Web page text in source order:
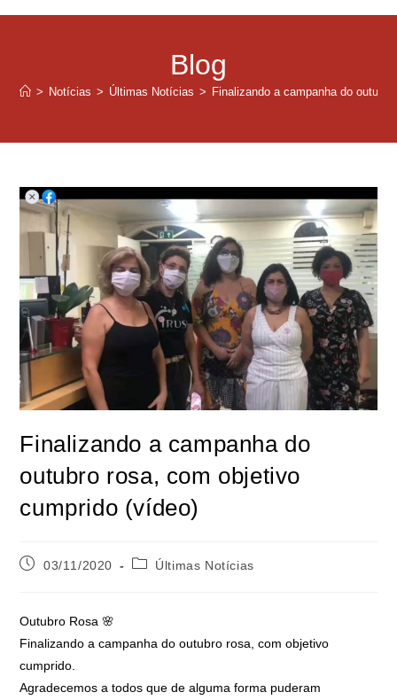
Blog
> Notícias > Últimas Notícias > Finalizando a campanha do
Finalizando a campanha do
outubro rosa, com objetivo
cumprido (vídeo)
03/11/2020 Últimas Notícias
Outubro Rosa 🌸
Finalizando a campanha do outubro rosa, com objetivo
cumprido.
Agradecemos a todos que de alguma forma puderam